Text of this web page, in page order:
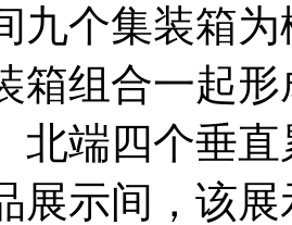
九个集装箱
箱组合一起
北端四个垂
展示间，该